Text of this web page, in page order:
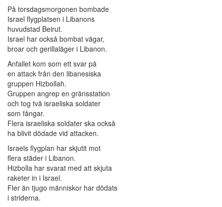
På torsdagsmorgonen bombade
Israel flygplatsen i Libanons
huvudstad Beirut.
Israel har också bombat vägar,
broar och gerillaläger i Libanon.
Anfallet kom som ett svar på
en attack från den libanesiska
gruppen Hizbollah.
Gruppen angrep en gränsstation
och tog två israeliska soldater
som fångar.
Flera israeliska soldater ska också
ha blivit dödade vid attacken.
Israels flygplan har skjutit mot
flera städer i Libanon.
Hizbolla har svarat med att skjuta
raketer in i Israel.
Fler än tjugo människor har dödats
i striderna.